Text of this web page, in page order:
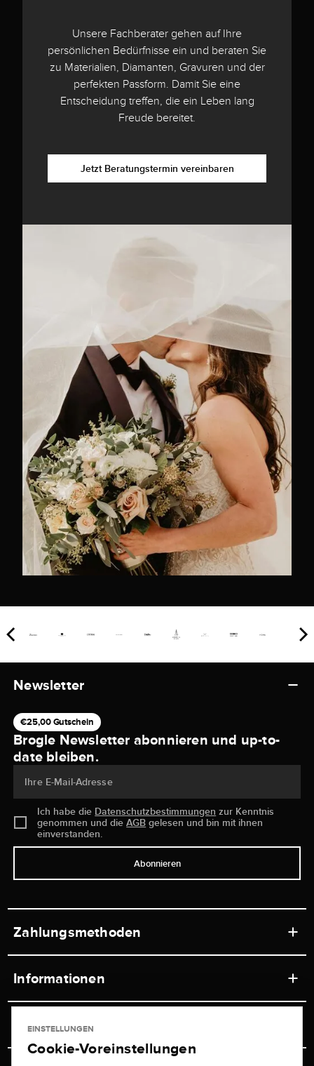
Unsere Fachberater gehen auf Ihre
persönlichen Bedürfnisse ein und beraten Sie
zu Materialien, Diamanten, Gravuren und der
perfekten Passform. Damit Sie eine
Entscheidung treffen, die ein Leben lang
Freude bereitet.
Jetzt Beratungstermin vereinbaren
Newsletter
€25,00 Gutschein
Brogle Newsletter abonnieren und up-to-
date bleiben.
Ihre E-Mail-Adresse
Ich habe die Datenschutzbestimmungen zur Kenntnis
genommen und dieAGB gelesen und bin mit ihnen
einverstanden.
Abonnieren
Zahlungsmethoden
Informationen
Ladengeschäft
Service
EINSTELLUNGEN
Cookie-Voreinstellungen